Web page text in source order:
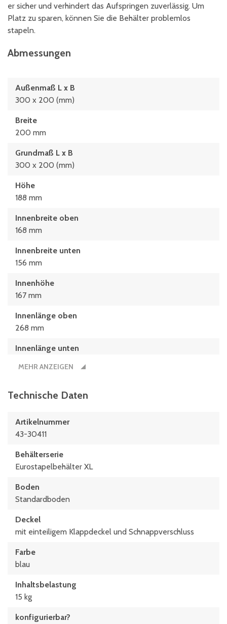
er sicher und verhindert das Aufspringen zuverlässig. Um
Platz zu sparen, können Sie die Behälter problemlos
stapeln.
Abmessungen
Außenmaß L x B
300 x 200 (mm)
Breite
200 mm
Grundmaß L x B
300 x 200 (mm)
Höhe
188 mm
Innenbreite oben
168 mm
Innenbreite unten
156 mm
Innenhöhe
167 mm
Innenlänge oben
268 mm
Innenlänge unten
256 x 156 x 167 (mm)
300 mm
300 x 200 (mm)
MEHR ANZEIGEN
Technische Daten
Artikelnummer
43-30411
Behälterserie
Eurostapelbehälter XL
Boden
Standardboden
Deckel
mit einteiligem Klappdeckel und Schnappverschluss
Farbe
blau
Inhaltsbelastung
15 kg
konfigurierbar?